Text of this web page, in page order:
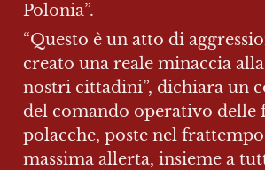
Polonia”.
“Questo è un atto di
creato una reale minaccia
nostri cittadini”, dichiara un
del comando operativo delle
polacche, poste nel
massima allerta, insieme a